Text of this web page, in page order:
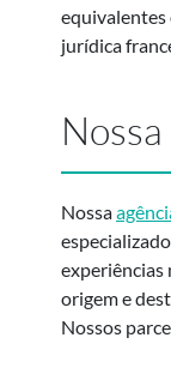
equivalentes
jurídica
Nossa
experiências
origem e
Nossos